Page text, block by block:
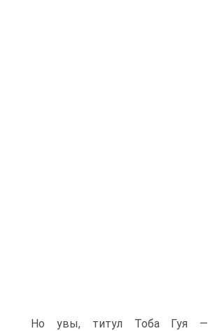
Но увы, титул Тоба Гуя